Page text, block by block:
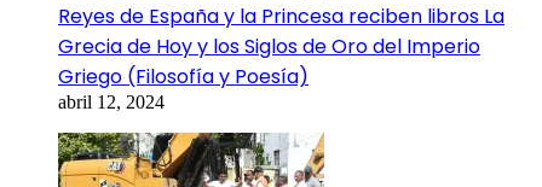
Reyes de España y la Princesa reciben libros La
Grecia de Hoy y los Siglos de Oro del Imperio
Griego (Filosofía y Poesía)
abril 12, 2024